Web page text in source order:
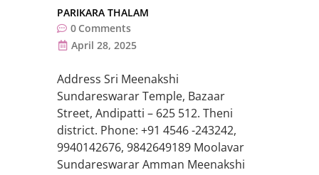
PARIKARA THALAM
0 Comments
April 28, 2025
Address Sri Meenakshi
Sundareswarar Temple, Bazaar
Street, Andipatti – 625 512. Theni
district. Phone: +91 4546 -243242,
9940142676, 9842649189 Moolavar
Sundareswarar Amman Meenakshi